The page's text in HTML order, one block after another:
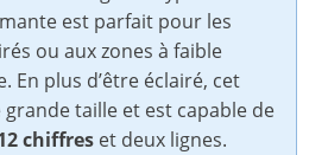
est parfait pour les
ou aux zones à faible
En plus d’être éclairé, cet
grande taille et est capable de
chiffres et deux lignes.